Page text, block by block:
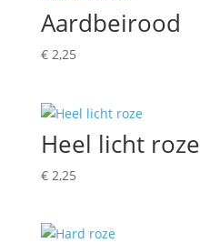
Aardbeirood
€2,25
Heel licht roze
€2,25